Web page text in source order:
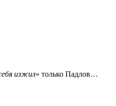
изжил» только Падлов…